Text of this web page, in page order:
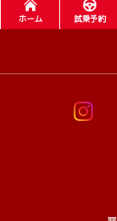
1.本規約は事前の告知
1.当社が取得したお客
だいた氏名、住所、電
当ウェブサイトの閲覧
ホーム 試乗予約